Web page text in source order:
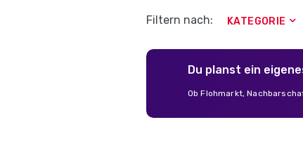
Filtern nach: KATEGORIE
Du planst ein
Ob Flohmarkt,